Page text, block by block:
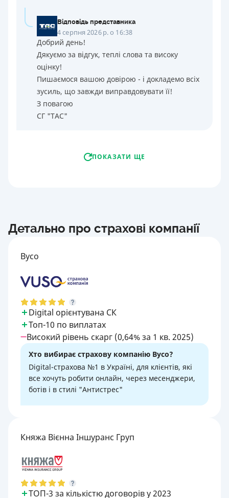
Відповідь представника
4 серпня 2026 р. о 16:38
Добрий день!
Дякуємо за відгук, теплі слова та високу
оцінку!
Пишаємося вашою довірою - і докладемо всіх
зусиль, що завжди виправдовувати її!
З повагою
СГ "ТАС"
ПОКАЗАТИ ЩЕ
Детально про страхові компанії
Вусо
Digital орієнтувана СК
Топ-10 по виплатах
Високий рівень скарг (0,64% за 1 кв. 2025)
Хто вибирає страхову компанію Вусо?
Digital-страхова №1 в Україні, для клієнтів, які
все хочуть робити онлайн, через месенджери,
ботів і в стилі "Антистрес"
Княжа Вієнна Іншуранс Груп
ТОП-3 за кількістю договорів у 2023